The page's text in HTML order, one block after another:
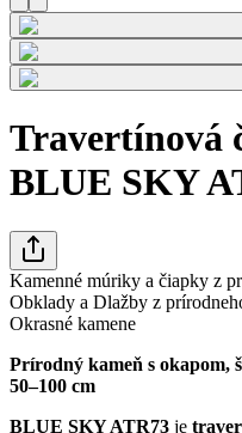
Travertínová
BLUE SKY
Kamenné múriky a čiapky z
Obklady a Dlažby z
Okrasné kamene
Prírodný kameň s okapom,
50–100 cm
BLUE SKY ATR73 je